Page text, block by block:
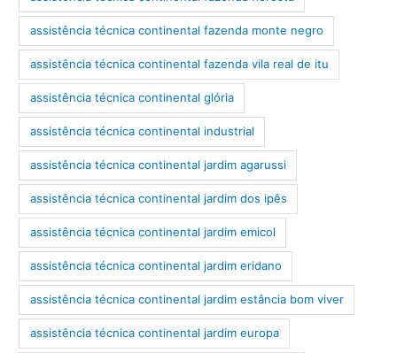
assistência técnica continental fazenda monte negro
assistência técnica continental fazenda vila real de itu
assistência técnica continental glória
assistência técnica continental industrial
assistência técnica continental jardim agarussi
assistência técnica continental jardim dos ipês
assistência técnica continental jardim emicol
assistência técnica continental jardim eridano
assistência técnica continental jardim estância bom viver
assistência técnica continental jardim europa